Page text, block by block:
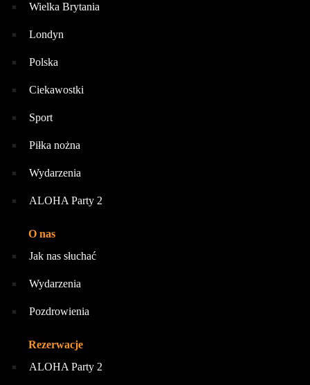
Wielka Brytania
Londyn
Polska
Ciekawostki
Sport
Piłka nożna
Wydarzenia
ALOHA Party 2
O nas
Jak nas słuchać
Wydarzenia
Pozdrowienia
Rezerwacje
ALOHA Party 2